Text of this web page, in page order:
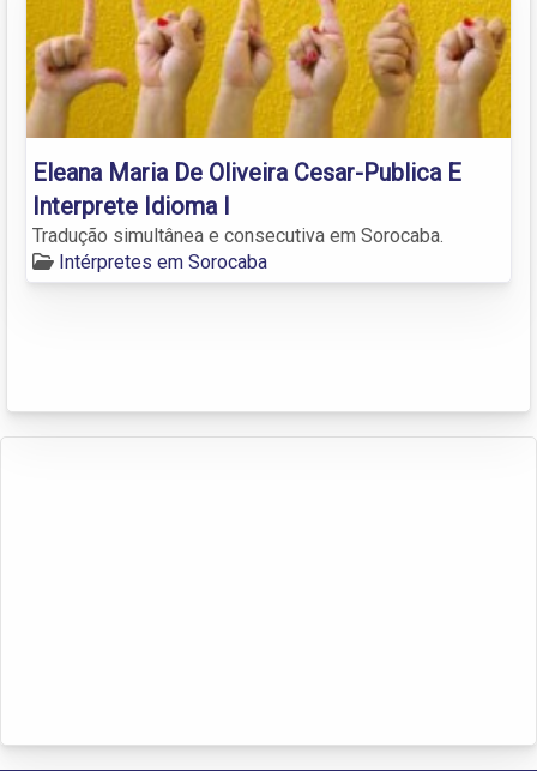
Eleana Maria De Oliveira Cesar-Publica E
Interprete Idioma I
Tradução simultânea e consecutiva em Sorocaba.
Intérpretes em Sorocaba